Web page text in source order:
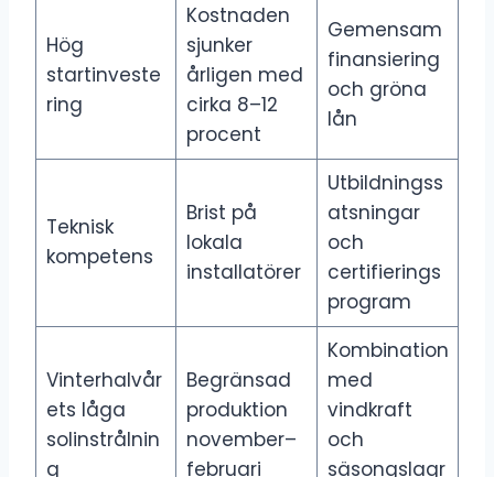
Hög
startinveste
ring
Kostnaden
sjunker
årligen med
cirka 8–12
procent
Gemensam
finansiering
och gröna
lån
Teknisk
kompetens
Brist på
lokala
installatörer
Utbildningss
atsningar
och
certifierings
program
Vinterhalvår
ets låga
solinstrålnin
g
Begränsad
produktion
november–
februari
Kombination
med
vindkraft
och
säsongslagr